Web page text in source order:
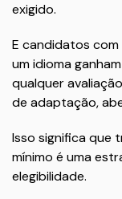
exigido.
E candidatos
um idioma
qualquer
de adaptação,
Isso significa que
mínimo é uma
elegibilidade.